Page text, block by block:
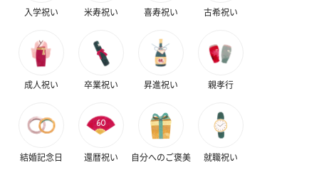
入学祝い 米寿祝い 喜寿祝い 古希祝い
成人祝い 卒業祝い 昇進祝い 親孝行
結婚記念日 還暦祝い 自分へのご褒美 就職祝い